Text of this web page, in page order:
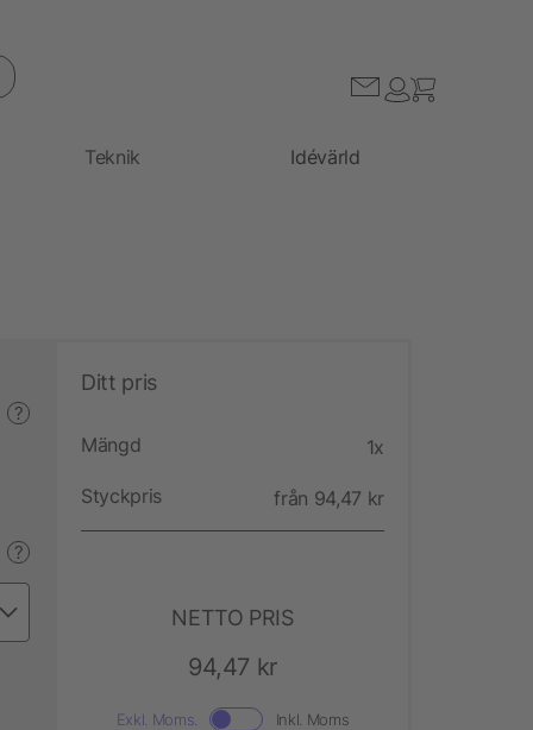
Teknik Idévärld
?
?
Ditt pris
Mängd 1x
Styckpris från 94,47 kr
NETTO PRIS
94,47 kr
Exkl. Moms. Inkl. Moms